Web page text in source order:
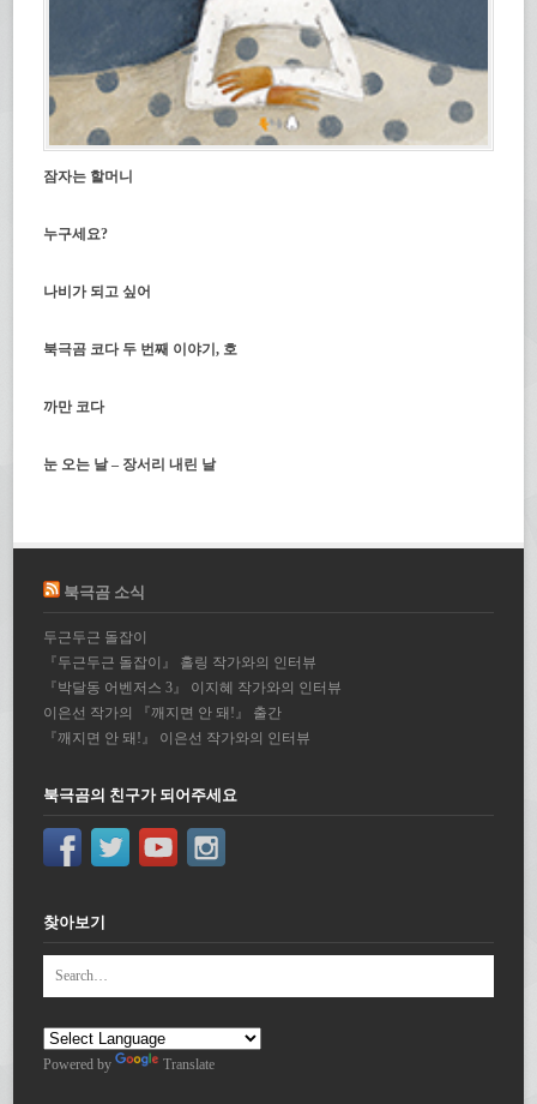
잠자는 할머니
누구세요?
나비가 되고 싶어
북극곰 코다 두 번째 이야기, 호
까만 코다
눈 오는 날 – 장서리 내린 날
북극곰 소식
두근두근 돌잡이
『두근두근 돌잡이』 홀링 작가와의 인터뷰
『박달동 어벤저스 3』 이지혜 작가와의 인터뷰
이은선 작가의 『깨지면 안 돼!』 출간
『깨지면 안 돼!』 이은선 작가와의 인터뷰
북극곰의 친구가 되어주세요
찾아보기
Powered by Translate